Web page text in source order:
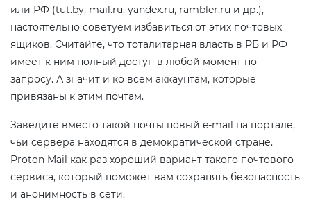
или РФ (tut.by, mail.ru, yandex.ru, rambler.ru и др.),
настоятельно советуем избавиться от этих почтовых
ящиков. Считайте, что тоталитарная власть в РБ и РФ
имеет к ним полный доступ в любой момент по
запросу. А значит и ко всем аккаунтам, которые
привязаны к этим почтам.
Заведите вместо такой почты новый e-mail на портале,
чьи сервера находятся в демократической стране.
Proton Mail как раз хороший вариант такого почтового
сервиса, который поможет вам сохранять безопасность
и анонимность в сети.